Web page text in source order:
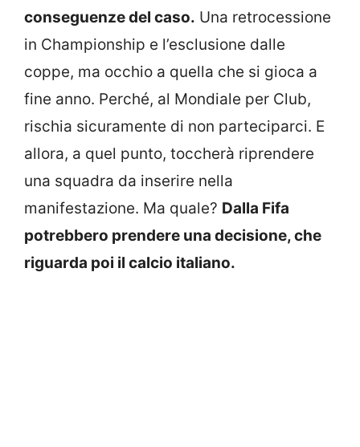
conseguenze del caso. Una retrocessione
in Championship e l’esclusione dalle
coppe, ma occhio a quella che si gioca a
fine anno. Perché, al Mondiale per Club,
rischia sicuramente di non parteciparci. E
allora, a quel punto, toccherà riprendere
una squadra da inserire nella
manifestazione. Ma quale? Dalla Fifa
potrebbero prendere una decisione, che
riguarda poi il calcio italiano.